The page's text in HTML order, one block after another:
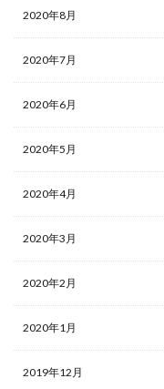
2020年8月
2020年7月
2020年6月
2020年5月
2020年4月
2020年3月
2020年2月
2020年1月
2019年12月